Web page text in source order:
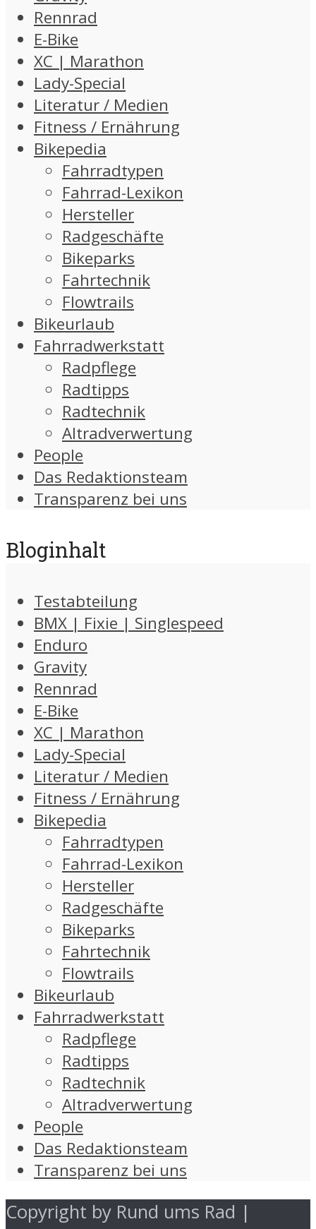
Rennrad
E-Bike
XC | Marathon
Lady-Special
Literatur / Medien
Fitness / Ernährung
Bikepedia
Fahrradtypen
Fahrrad-Lexikon
Hersteller
Radgeschäfte
Bikeparks
Fahrtechnik
Flowtrails
Bikeurlaub
Fahrradwerkstatt
Radpflege
Radtipps
Radtechnik
Altradverwertung
People
Das Redaktionsteam
Transparenz bei uns
Bloginhalt
Testabteilung
BMX | Fixie | Singlespeed
Enduro
Gravity
Rennrad
E-Bike
XC | Marathon
Lady-Special
Literatur / Medien
Fitness / Ernährung
Bikepedia
Fahrradtypen
Fahrrad-Lexikon
Hersteller
Radgeschäfte
Bikeparks
Fahrtechnik
Flowtrails
Bikeurlaub
Fahrradwerkstatt
Radpflege
Radtipps
Radtechnik
Altradverwertung
People
Das Redaktionsteam
Transparenz bei uns
Copyright by Rund ums Rad |